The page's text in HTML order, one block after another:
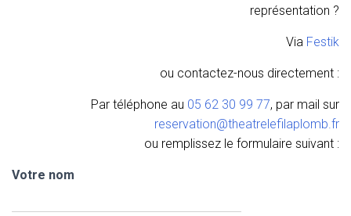
représentation ?
Via Festik
ou contactez-nous directement :
Par téléphone au 05 62 30 99 77, par mail sur
reservation@theatrelefilaplomb.fr
ou remplissez le formulaire suivant :
Votre nom